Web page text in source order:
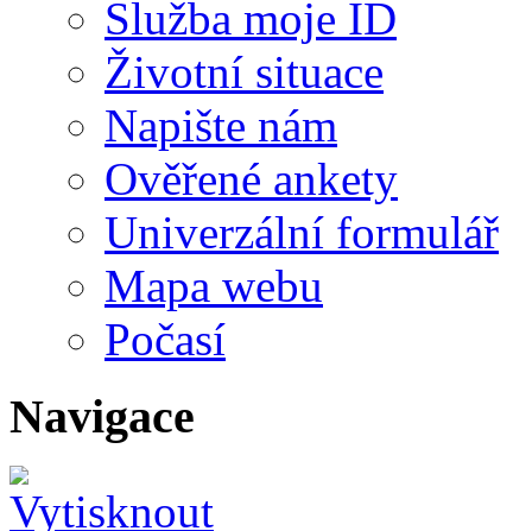
Služba moje ID
Životní situace
Napište nám
Ověřené ankety
Univerzální formulář
Mapa webu
Počasí
Navigace